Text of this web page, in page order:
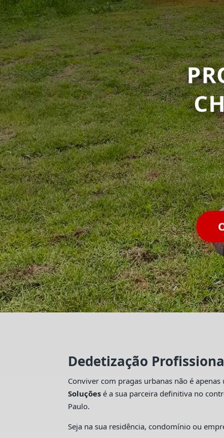
Dedetização
Conviver com pragas urbanas não é
Soluções é a sua parceira definitiva no
Paulo.
Seja na sua residência, condomínio ou